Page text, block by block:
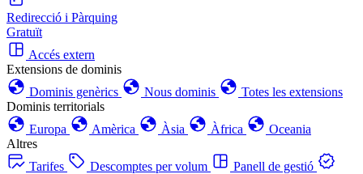
Redirecció i Pàrquing
Gratuït
Accés extern
Extensions de dominis
Dominis genèrics
Nous dominis
Totes les extensions
Dominis territorials
Europa
Amèrica Àsia Àfrica
Oceania
Altres
Tarifes
Descomptes per volum
Panell de gestió